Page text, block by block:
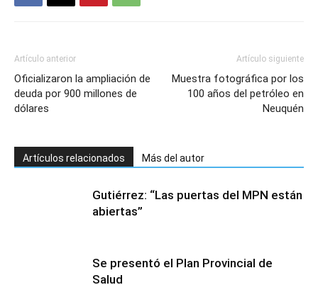
Artículo anterior
Oficializaron la ampliación de
deuda por 900 millones de
dólares
Artículo siguiente
Muestra fotográfica por los
100 años del petróleo en
Neuquén
Artículos relacionados Más del autor
Gutiérrez: “Las puertas del MPN están
abiertas”
Se presentó el Plan Provincial de
Salud